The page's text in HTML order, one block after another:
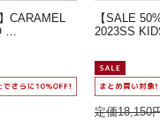
CARAMEL
…
【SALE
2023SS
定価18,150